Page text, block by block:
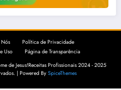
Política de Privacidade
Uso
Página de Transparência
de Jesus!Receitas Profissionais 2024 - 2025
| Powered By SpiceThemes